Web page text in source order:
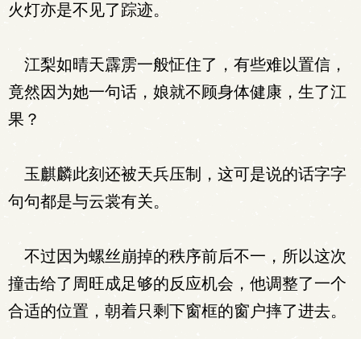
火灯亦是不见了踪迹。
江梨如晴天霹雳一般怔住了，有些难以置信，
竟然因为她一句话，娘就不顾身体健康，生了江
果？
玉麒麟此刻还被天兵压制，这可是说的话字字
句句都是与云裳有关。
不过因为螺丝崩掉的秩序前后不一，所以这次
撞击给了周旺成足够的反应机会，他调整了一个
合适的位置，朝着只剩下窗框的窗户摔了进去。